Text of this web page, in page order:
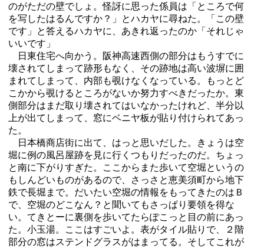
のがただの壁でしょ。怪訝に思った係員は「ところで何
を写したはるんですか？」とハカヤに尋ねた。「この壁
です」と答えるハカヤに、あきれ返ったのか「それじゃ
いいです」
日東住宅へ向かう。阪神高速西側の部分はもうすでに
壊されてしまって跡形もなく、その跡地は高い波塀に囲
まれてしまって、内部も覗けなくなっている。もっとど
こかから覗けるところがないか努力すべきだったか。東
側部分はまだ取り壊されてはいなかったけれど、半分以
上が出てしまって、窓にベニヤ板が貼り付けられてあっ
た。
日本橋商店街に出て、はっと思いだした。きょうは空
堀に例の風呂屋跡を見に行くつもりだったのだ。ちょっ
と南に下がりすぎた。ここからまた歩いて空堀というの
もしんどいものがあるので、さっさと恵美須町から地下
鉄で長堀まで。だいたい空堀の情報をもってきたのはＢ
で、空堀のどこなん？と聞いてもさっぱり要領を得な
い。てきとーに裏側を歩いてたらぽこっと目の前にあっ
た。小玉湯。ここはすごいよ。表がタイル貼りで、２階
部分の窓はステンドグラスがはまってる。そしてこれが